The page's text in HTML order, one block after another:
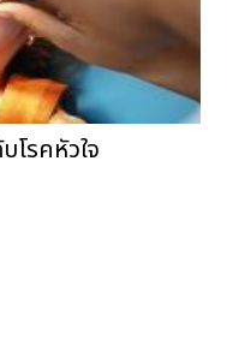
โรคหัวใจ